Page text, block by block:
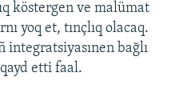
köstergen ve malümat
yoq et, tınçlıq olacaq.
integratsiyasınen bağlı
etti faal.